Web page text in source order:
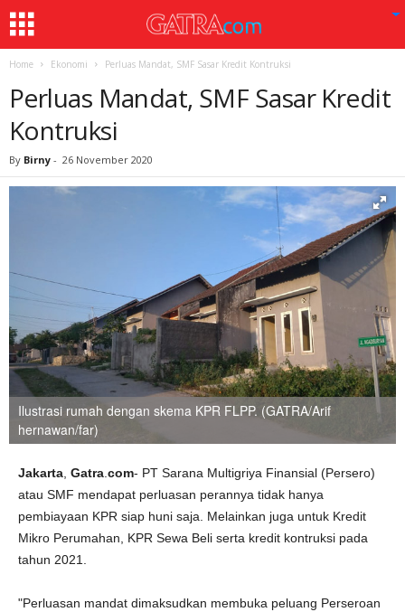
Home Ekonomi Perluas Mandat, SMF Sasar Kredit Kontruksi
Perluas Mandat, SMF Sasar Kredit
Kontruksi
By Birny - 26 November 2020
Ilustrasi rumah dengan skema KPR FLPP. (GATRA/Arif
hernawan/far)
Jakarta Gatra com- PT Sarana Multigriya Finansial (Persero)
atau SMF mendapat perluasan perannya tidak hanya
pembiayaan KPR siap huni saja. Melainkan juga untuk Kredit
Mikro Perumahan, KPR Sewa Beli serta kredit kontruksi pada
tahun 2021.
"Perluasan mandat dimaksudkan membuka peluang Perseroan